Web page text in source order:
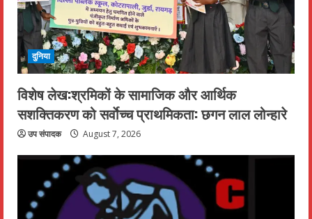
दुनिया
विशेष लेख:श्रमिकों के सामाजिक और आर्थिक
सशक्तिकरण को सर्वाेच्च प्राथमिकता: छगन लाल लोन्हारे
उप संपादक August 7, 2026